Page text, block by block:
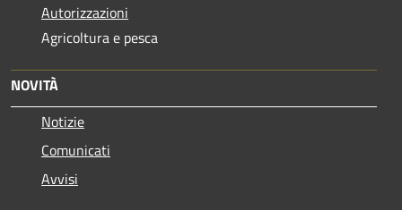
Autorizzazioni
Agricoltura e pesca
NOVITÀ
Notizie
Comunicati
Avvisi